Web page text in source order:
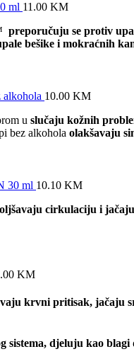
ml 11.00 KM
preporučuju se protiv
bešike i mokraćnih
10.00 KM
u slučaju kožnih
bez alkohola olakšavaju
30 ml 10.10 KM
cirkulaciju i
KM
krvni pritisak, jačaju
sistema, djeluju kao blagi